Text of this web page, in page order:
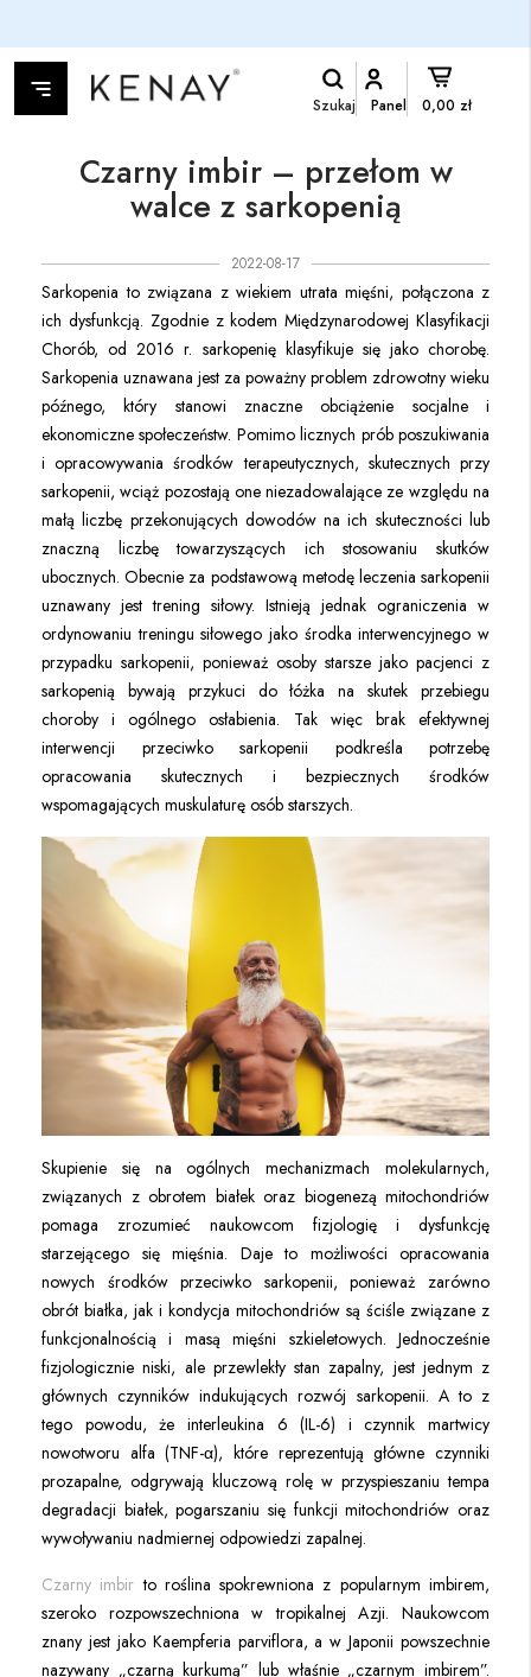
Szukaj Panel 0,00 zł
Czarny imbir – przełom w
walce z sarkopenią
2022-08-17
Sarkopenia to związana z wiekiem utrata mięśni, połączona z
ich dysfunkcją. Zgodnie z kodem Międzynarodowej Klasyfikacji
Chorób, od 2016 r. sarkopenię klasyfikuje się jako chorobę.
Sarkopenia uznawana jest za poważny problem zdrowotny wieku
późnego, który stanowi znaczne obciążenie socjalne i
ekonomiczne społeczeństw. Pomimo licznych prób poszukiwania
i opracowywania środków terapeutycznych, skutecznych przy
sarkopenii, wciąż pozostają one niezadowalające ze względu na
małą liczbę przekonujących dowodów na ich skuteczności lub
znaczną liczbę towarzyszących ich stosowaniu skutków
ubocznych. Obecnie za podstawową metodę leczenia sarkopenii
uznawany jest trening siłowy. Istnieją jednak ograniczenia w
ordynowaniu treningu siłowego jako środka interwencyjnego w
przypadku sarkopenii, ponieważ osoby starsze jako pacjenci z
sarkopenią bywają przykuci do łóżka na skutek przebiegu
choroby i ogólnego osłabienia. Tak więc brak efektywnej
interwencji przeciwko sarkopenii podkreśla potrzebę
opracowania skutecznych i bezpiecznych środków
wspomagających muskulaturę osób starszych.
Skupienie się na ogólnych mechanizmach molekularnych,
związanych z obrotem białek oraz biogenezą mitochondriów
pomaga zrozumieć naukowcom fizjologię i dysfunkcję
starzejącego się mięśnia. Daje to możliwości opracowania
nowych środków przeciwko sarkopenii, ponieważ zarówno
obrót białka, jak i kondycja mitochondriów są ściśle związane z
funkcjonalnością i masą mięśni szkieletowych. Jednocześnie
fizjologicznie niski, ale przewlekły stan zapalny, jest jednym z
głównych czynników indukujących rozwój sarkopenii. A to z
tego powodu, że interleukina 6 (IL-6) i czynnik martwicy
nowotworu alfa (TNF-α), które reprezentują główne czynniki
prozapalne, odgrywają kluczową rolę w przyspieszaniu tempa
degradacji białek, pogarszaniu się funkcji mitochondriów oraz
wywoływaniu nadmiernej odpowiedzi zapalnej.
Czarny imbirto roślina spokrewniona z popularnym imbirem,
szeroko rozpowszechniona w tropikalnej Azji. Naukowcom
znany jest jako Kaempferia parviflora, a w Japonii powszechnie
nazywany „czarną kurkumą” lub właśnie „czarnym imbirem”.